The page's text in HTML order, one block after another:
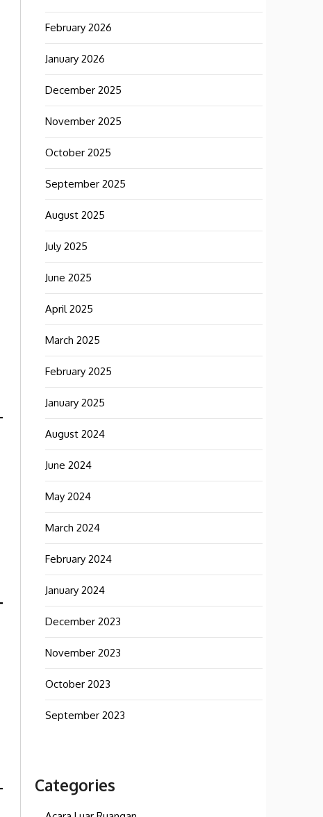
February 2026
January 2026
December 2025
November 2025
October 2025
September 2025
August 2025
July 2025
June 2025
April 2025
March 2025
February 2025
January 2025
August 2024
June 2024
May 2024
March 2024
February 2024
January 2024
December 2023
November 2023
October 2023
September 2023
Categories